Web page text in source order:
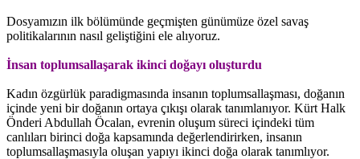
Dosyamızın ilk bölümünde geçmişten günümüze özel savaş
politikalarının nasıl geliştiğini ele alıyoruz.
İnsan toplumsallaşarak ikinci doğayı oluşturdu
Kadın özgürlük paradigmasında insanın toplumsallaşması, doğanın
içinde yeni bir doğanın ortaya çıkışı olarak tanımlanıyor. Kürt Halk
Önderi Abdullah Öcalan, evrenin oluşum süreci içindeki tüm
canlıları birinci doğa kapsamında değerlendirirken, insanın
toplumsallaşmasıyla oluşan yapıyı ikinci doğa olarak tanımlıyor.